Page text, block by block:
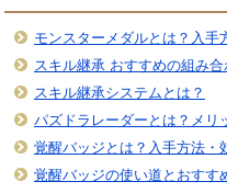
モンスターメダルとは？入手
スキル継承 おすすめの組み合
スキル継承システムとは？
パズドラレーダーとは？メリ
覚醒バッジとは？入手方法・
覚醒バッジの使い道とおすす